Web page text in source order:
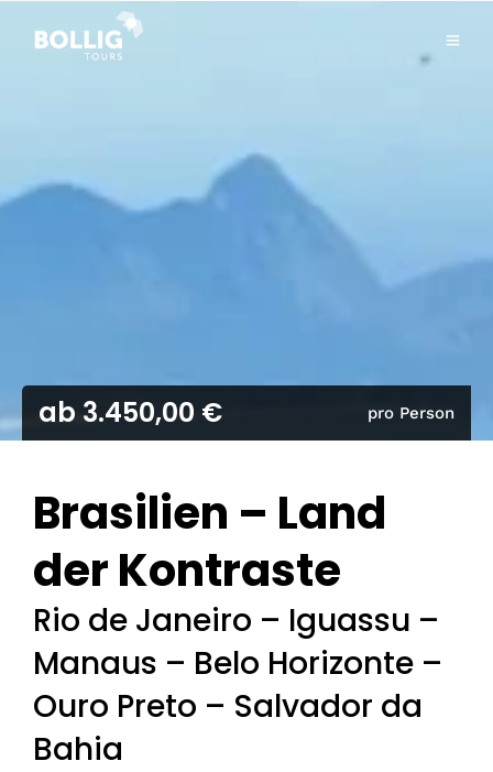
ab 3.450,00 € pro Person
Brasilien – Land
der Kontraste
Rio de Janeiro – Iguassu –
Manaus – Belo Horizonte –
Ouro Preto – Salvador da
Bahia